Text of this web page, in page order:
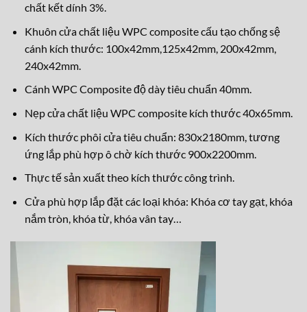
chất kết dính 3%.
Khuôn cửa chất liệu WPC composite cấu tạo chống sệ
cánh kích thước: 100x42mm,125x42mm, 200x42mm,
240x42mm.
Cánh WPC Composite độ dày tiêu chuẩn 40mm.
Nẹp cửa chất liệu WPC composite kích thước 40x65mm.
Kích thước phôi cửa tiêu chuẩn: 830x2180mm, tương
ứng lắp phù hợp ô chờ kích thước 900x2200mm.
Thực tế sản xuất theo kích thước công trình.
Cửa phù hợp lắp đặt các loại khóa: Khóa cơ tay gạt, khóa
nắm tròn, khóa từ, khóa vân tay…